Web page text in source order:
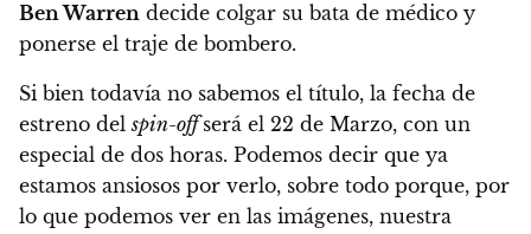
Ben Warren decide colgar su bata de médico y
ponerse el traje de bombero.
Si bien todavía no sabemos el título, la fecha de
estreno delspin-offserá el 22 de Marzo, con un
especial de dos horas. Podemos decir que ya
estamos ansiosos por verlo, sobre todo porque, por
lo que podemos ver en las imágenes, nuestra